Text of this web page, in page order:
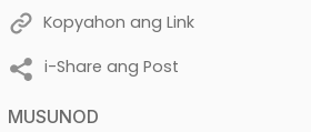
Kopyahon ang Link
i-Share ang Post
MUSUNOD